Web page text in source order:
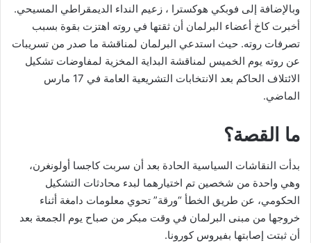
وبالإضافة إلى فوبكي هوكسترا ، زعيم النداء الديمقراطي المسيحي.
أخبرت كاخ أعضاء البرلمان أن ثقتها في روته اهتزت بقوة بسبب
تصرفات روته. حيث استدعي البرلمان لمناقشة ما صدر من تسريبات
عن روته يوم الخميس لمناقشة البداية المخزية لمفاوضات تشكيل
الائتلاف الحاكم بعد الانتخابات التشريعية العامة في 17 مارس
الماضي.
ما القصة؟
بدأت النقاشات السياسية الحادة بعد أن سربت كاجسا أولونغرن،
وهي واحدة من شخصين تم اختيارهما لبدء محادثات التشكيل
الحكومي، عن طريق الخطأ “ورقة” تحوي معلومات دامغة أثناء
خروجها من مبنى البرلمان في وقت مبكر من صباح يوم الجمعة بعد
أن ثبتت إصابتها بفيروس كورونا.